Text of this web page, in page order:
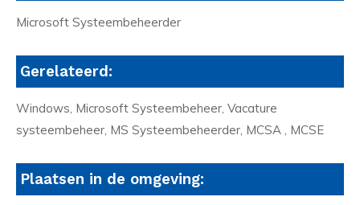
Microsoft Systeembeheerder
Gerelateerd:
Windows, Microsoft Systeembeheer, Vacature
systeembeheer, MS Systeembeheerder, MCSA , MCSE
Plaatsen in de omgeving: